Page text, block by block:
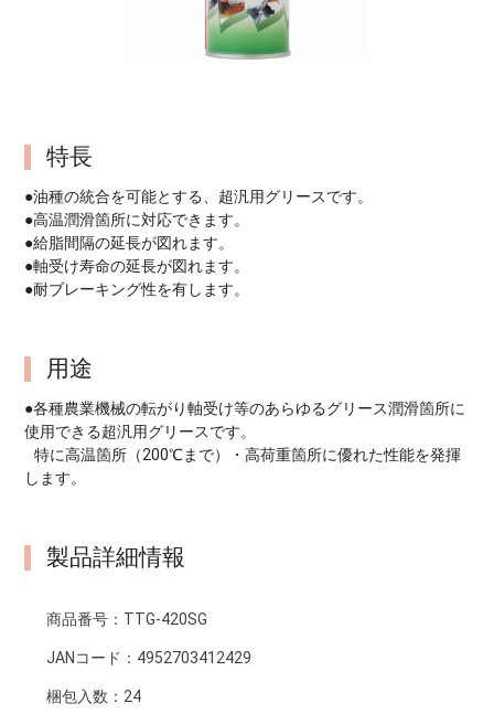
特長
●油種の統合を可能とする、超汎用グリースです。
●高温潤滑箇所に対応できます。
●給脂間隔の延長が図れます。
●軸受け寿命の延長が図れます。
●耐ブレーキング性を有します。
用途
●各種農業機械の転がり軸受け等のあらゆるグリース潤滑箇所に
使用できる超汎用グリースです。
特に高温箇所（200℃まで）・高荷重箇所に優れた性能を発揮
します。
製品詳細情報
商品番号： TTG-420SG
JANコード： 4952703412429
梱包入数： 24